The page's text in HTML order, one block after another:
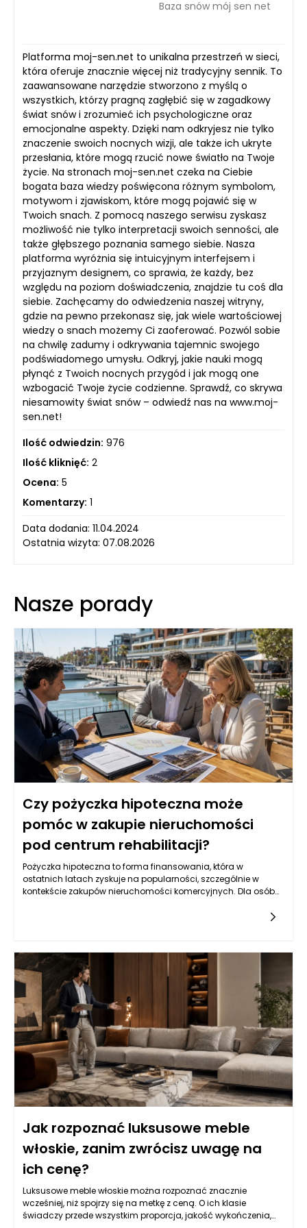
Baza snów mój sen net
Platforma moj-sen.net to unikalna przestrzeń w sieci,
która oferuje znacznie więcej niż tradycyjny sennik. To
zaawansowane narzędzie stworzono z myślą o
wszystkich, którzy pragną zagłębić się w zagadkowy
świat snów i zrozumieć ich psychologiczne oraz
emocjonalne aspekty. Dzięki nam odkryjesz nie tylko
znaczenie swoich nocnych wizji, ale także ich ukryte
przesłania, które mogą rzucić nowe światło na Twoje
życie. Na stronach moj-sen.net czeka na Ciebie
bogata baza wiedzy poświęcona różnym symbolom,
motywom i zjawiskom, które mogą pojawić się w
Twoich snach. Z pomocą naszego serwisu zyskasz
możliwość nie tylko interpretacji swoich senności, ale
także głębszego poznania samego siebie. Nasza
platforma wyróżnia się intuicyjnym interfejsem i
przyjaznym designem, co sprawia, że każdy, bez
względu na poziom doświadczenia, znajdzie tu coś dla
siebie. Zachęcamy do odwiedzenia naszej witryny,
gdzie na pewno przekonasz się, jak wiele wartościowej
wiedzy o snach możemy Ci zaoferować. Pozwól sobie
na chwilę zadumy i odkrywania tajemnic swojego
podświadomego umysłu. Odkryj, jakie nauki mogą
płynąć z Twoich nocnych przygód i jak mogą one
wzbogacić Twoje życie codzienne. Sprawdź, co skrywa
niesamowity świat snów – odwiedź nas na www.moj-
sen.net!
Ilość odwiedzin: 976
Ilość kliknięć: 2
Ocena: 5
Komentarzy: 1
Data dodania: 11.04.2024
Ostatnia wizyta: 07.08.2026
Nasze porady
Czy pożyczka hipoteczna może
pomóc w zakupie nieruchomości
pod centrum rehabilitacji?
Pożyczka hipoteczna to forma finansowania, która w
ostatnich latach zyskuje na popularności, szczególnie w
kontekście zakupów nieruchomości komercyjnych. Dla osób
niż kredyty konsumpcyjne czy osobiste. Dzięki niższym stopom
procentowym i dłuższym okresom spłaty, pozwala na
pozyskanie znacznych sum pieniędzy, które można
przeznaczyć na zakup przestrzeni przystosowanej do
działalności rehabilitacyjnej. Warto zatem zastanowić się nad
możliwościami, jakie oferuje ten produkt dla przedsiębiorców z
branży zdrowotnej.
Jak rozpoznać luksusowe meble
włoskie, zanim zwrócisz uwagę na
ich cenę?
Luksusowe meble włoskie można rozpoznać znacznie
wcześniej, niż spojrzy się na metkę z ceną. O ich klasie
świadczy przede wszystkim proporcja, jakość wykończenia,